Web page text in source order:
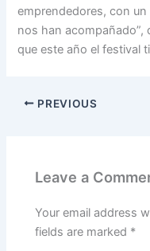
emprendedores, con
nos han acompañado”,
que este año el festival
PREVIOUS
Leave a
Your email address
fields are marked *